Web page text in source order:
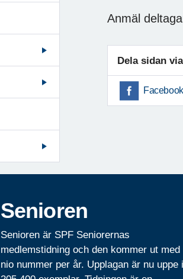
Anmäl
Dela sidan
Facebook
Senioren
Senioren är SPF Seniorernas
medlemstidning och den kommer ut med
nio nummer per år. Upplagan är nu uppe i